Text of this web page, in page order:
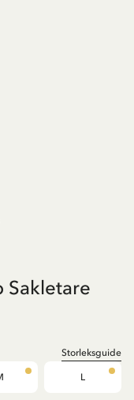
Sakletare
Storleksguide
L